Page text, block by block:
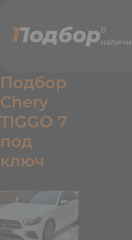
В
Подбор
Chery
TIGGO 7
под
ключ